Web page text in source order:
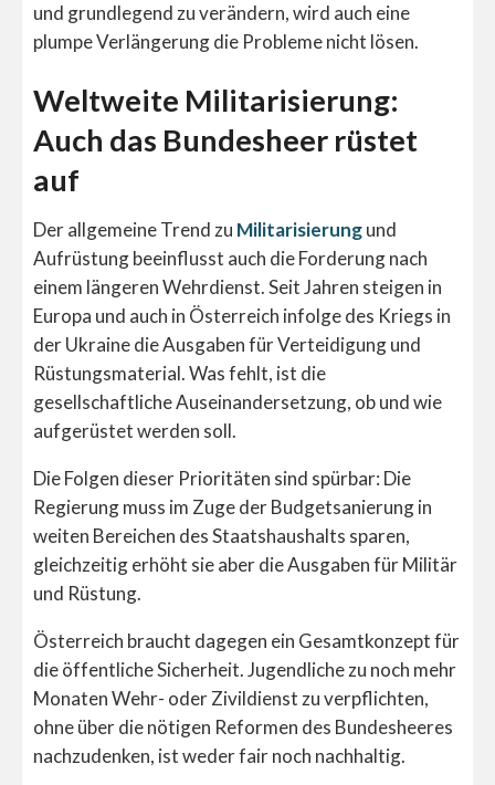
und grundlegend zu verändern, wird auch eine
plumpe Verlängerung die Probleme nicht lösen.
Weltweite Militarisierung:
Auch das Bundesheer rüstet
auf
Der allgemeine Trend zu Militarisierungund
Aufrüstung beeinflusst auch die Forderung nach
einem längeren Wehrdienst. Seit Jahren steigen in
Europa und auch in Österreich infolge des Kriegs in
der Ukraine die Ausgaben für Verteidigung und
Rüstungsmaterial. Was fehlt, ist die
gesellschaftliche Auseinandersetzung, ob und wie
aufgerüstet werden soll.
Die Folgen dieser Prioritäten sind spürbar: Die
Regierung muss im Zuge der Budgetsanierung in
weiten Bereichen des Staatshaushalts sparen,
gleichzeitig erhöht sie aber die Ausgaben für Militär
und Rüstung.
Österreich braucht dagegen ein Gesamtkonzept für
die öffentliche Sicherheit. Jugendliche zu noch mehr
Monaten Wehr- oder Zivildienst zu verpflichten,
ohne über die nötigen Reformen des Bundesheeres
nachzudenken, ist weder fair noch nachhaltig.